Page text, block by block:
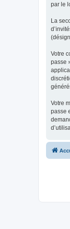
par le
La
Votre
passe
Votre
passe